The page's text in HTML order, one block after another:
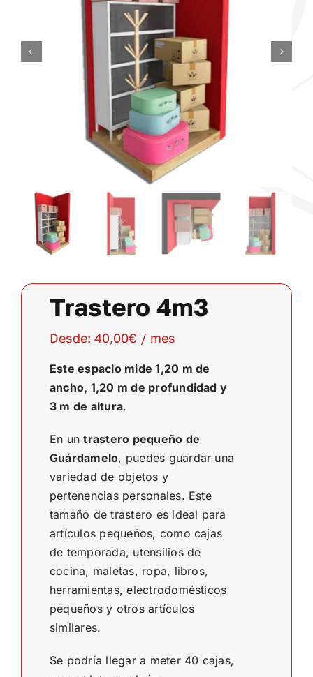
Mi cuenta
Carrito
Trastero 4m3
Desde: 40,00€ / mes
Este espacio mide 1,20 m de
ancho, 1,20 m de profundidad y
3 m de altura.
En untrastero pequeño de
Guárdamelo, puedes guardar una
variedad de objetos y
pertenencias personales. Este
tamaño de trastero es ideal para
artículos pequeños, como cajas
de temporada, utensilios de
cocina, maletas, ropa, libros,
herramientas, electrodomésticos
pequeños y otros artículos
similares.
Se podría llegar a meter 40 cajas,